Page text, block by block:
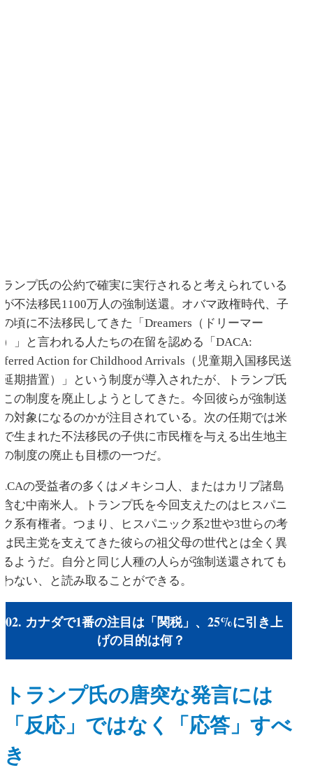
ンプ氏の公約で確実に実行されると考えられている
不法移民1100万人の強制送還。オバマ政権時代、子
頃に不法移民してきた「Dreamers（ドリーマー
」と言われる人たちの在留を認める「DACA:
Action for Childhood Arrivals（児童期入国移民送
期措置）」という制度が導入されたが、トランプ氏
の制度を廃止しようとしてきた。今回彼らが強制送
対象になるのかが注目されている。次の任期では米
生まれた不法移民の子供に市民権を与える出生地主
制度の廃止も目標の一つだ。
の受益者の多くはメキシコ人、またはカリブ諸島
む中南米人。トランプ氏を今回支えたのはヒスパニ
系有権者。つまり、ヒスパニック系2世や3世らの考
民主党を支えてきた彼らの祖父母の世代とは全く異
ようだ。自分と同じ人種の人らが強制送還されても
ない、と読み取ることができる。
#02. カナダで1番の注目は「関税」、25%に引き上
げの目的は何？
トランプ氏の唐突な発言には
「反応」ではなく「応答」すべ
き